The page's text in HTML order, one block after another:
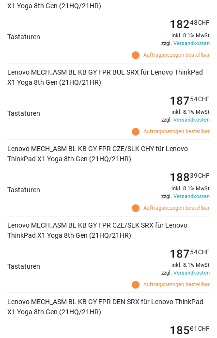
X1 Yoga 8th Gen (21HQ/21HR)
Tastaturen
Auftragsbezogen bestellbar
18248CHF
inkl. 8.1% MwSt
zzgl. Versandkosten
Lenovo MECH_ASM BL KB GY FPR BUL SRX für Lenovo ThinkPad
X1 Yoga 8th Gen (21HQ/21HR)
Tastaturen
Auftragsbezogen bestellbar
18754CHF
inkl. 8.1% MwSt
zzgl. Versandkosten
Lenovo MECH_ASM BL KB GY FPR CZE/SLK CHY für Lenovo
ThinkPad X1 Yoga 8th Gen (21HQ/21HR)
Tastaturen
Auftragsbezogen bestellbar
18839CHF
inkl. 8.1% MwSt
zzgl. Versandkosten
Lenovo MECH_ASM BL KB GY FPR CZE/SLK SRX für Lenovo
ThinkPad X1 Yoga 8th Gen (21HQ/21HR)
Tastaturen
Auftragsbezogen bestellbar
18754CHF
inkl. 8.1% MwSt
zzgl. Versandkosten
Lenovo MECH_ASM BL KB GY FPR DEN SRX für Lenovo ThinkPad
X1 Yoga 8th Gen (21HQ/21HR)
18501 CHF